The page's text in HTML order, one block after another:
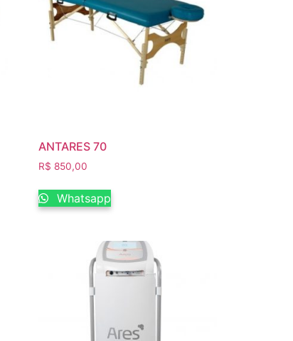
ANTARES 70
R$ 850,00
Whatsapp